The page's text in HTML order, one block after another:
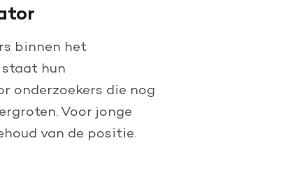
binnen het
hun
onderzoekers die nog
Voor jonge
van de positie.